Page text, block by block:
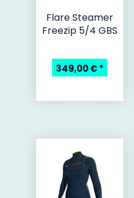
Flare Steamer
Freezip 5/4 GBS
349,00 €*